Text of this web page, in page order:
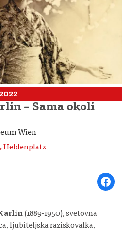
– Sama okoli
Wien
Heldenplatz
Share on
(1889-1950), svetovna
ljubiteljska raziskovalka,